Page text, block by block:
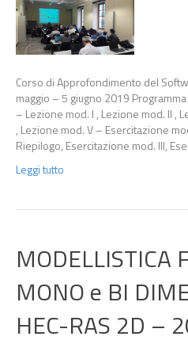
Corso di Approfondimento del
maggio – 5 giugno 2019 Programma
– Lezione mod. I , Lezione mod. II ,
, Lezione mod. V – Esercitazione
Riepilogo, Esercitazione mod. III,
Leggi tutto
MODELLISTICA
MONO e BI
HEC-RAS 2D –